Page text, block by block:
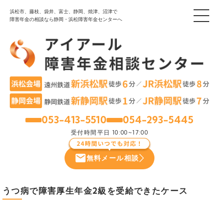
浜松市、藤枝、袋井、富士、静岡、焼津、沼津で
障害年金の相談なら静岡・浜松障害年金センターへ
053-413-5510 054-293-5445
受付時間 平日 10:00~17:00
無料メール相談
うつ病で障害厚生年金2級を受給できたケース